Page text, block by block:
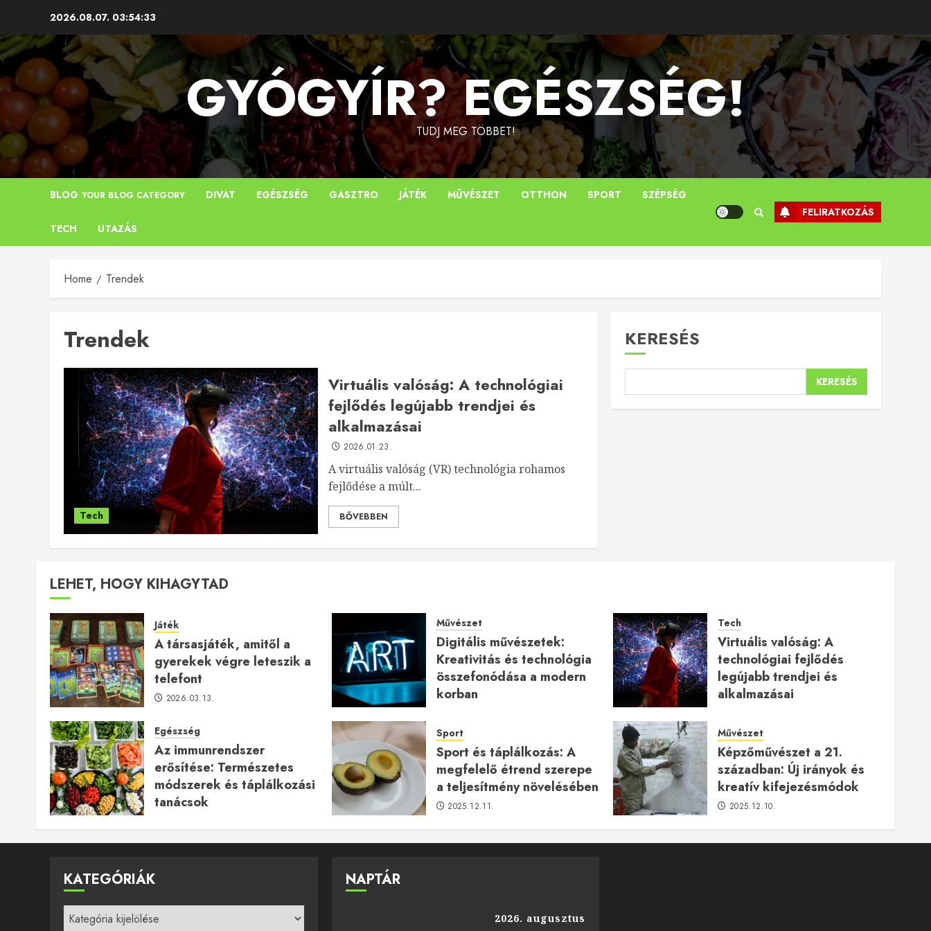
content
2026.08.07. 03:54:33
GYÓGYÍR? EGÉSZSÉG!
TUDJ MEG TÖBBET!
BLOG YOUR BLOG CATEGORY DIVAT EGÉSZSÉG GASZTRO JÁTÉK MŰVÉSZET OTTHON SPORT SZÉPSÉG
TECH UTAZÁS
FELIRATKOZÁS
Home Trendek
Trendek
Tech
Virtuális valóság: A technológiai
fejlődés legújabb trendjei és
alkalmazásai
2026.01.23.
A virtuális valóság (VR) technológia rohamos
fejlődése a múlt...
BŐVEBBEN
KERESÉS
KERESÉS
LEHET, HOGY KIHAGYTAD
Játék
A társasjáték, amitől a
gyerekek végre leteszik a
telefont
2026.03.13.
Művészet
Digitális művészetek:
Kreativitás és technológia
összefonódása a modern
korban
Tech
Virtuális valóság: A
technológiai fejlődés
legújabb trendjei és
alkalmazásai
Egészség
Az immunrendszer
erősítése: Természetes
módszerek és táplálkozási
tanácsok
Sport
Sport és táplálkozás: A
megfelelő étrend szerepe
a teljesítmény növelésében
2025.12.11.
Művészet
Képzőművészet a 21.
században: Új irányok és
kreatív kifejezésmódok
2025.12.10.
KATEGÓRIÁK
Kategóriák
NAPTÁR
2026. augusztus